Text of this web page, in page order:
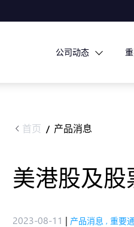
公司动态
首页 / 产品消息
美港股及
2023-08-11 | 产品消息 , 重要